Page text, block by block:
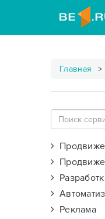
Главная
Реклама